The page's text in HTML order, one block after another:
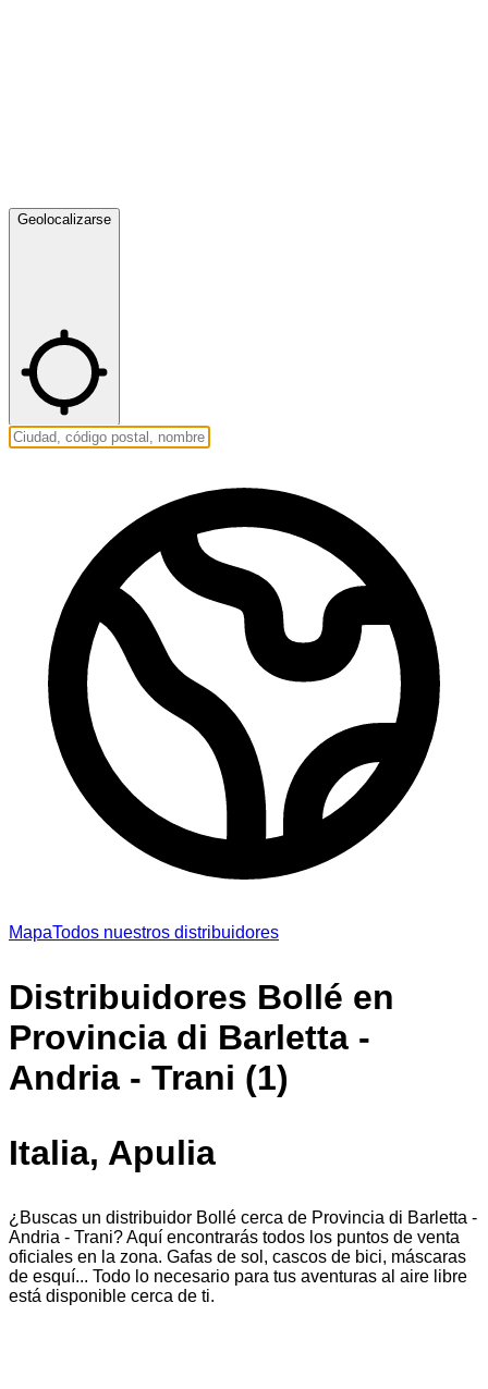
Geolocalizarse
MapaTodos nuestros distribuidores
Distribuidores Bollé en
Provincia di Barletta -
Andria - Trani (1)
Italia, Apulia
¿Buscas un distribuidor Bollé cerca de Provincia di Barletta -
Andria - Trani? Aquí encontrarás todos los puntos de venta
oficiales en la zona. Gafas de sol, cascos de bici, máscaras
de esquí... Todo lo necesario para tus aventuras al aire libre
está disponible cerca de ti.